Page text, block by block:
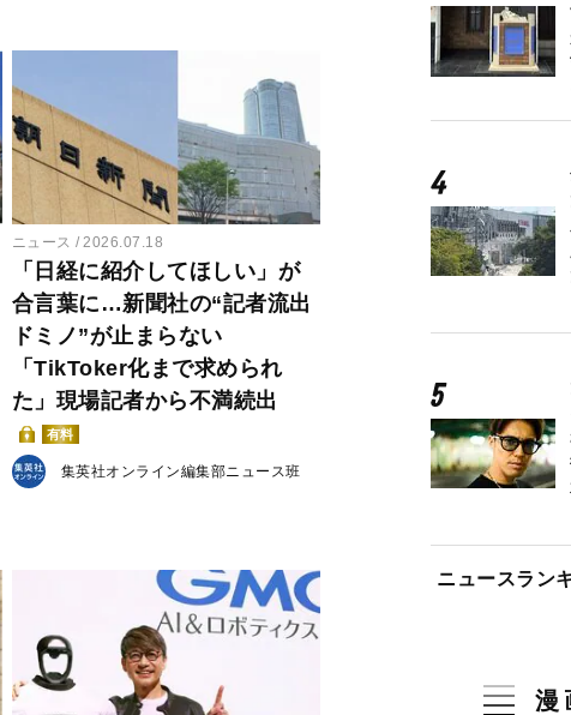
ニュース 2026.07.18
「日経に紹介してほしい」が
合言葉に…新聞社の“記者流出
ドミノ”が止まらない
「TikToker化まで求められ
た」現場記者から不満続出
有料
集英社オンライン編集部ニュース班
ニュースラン
漫